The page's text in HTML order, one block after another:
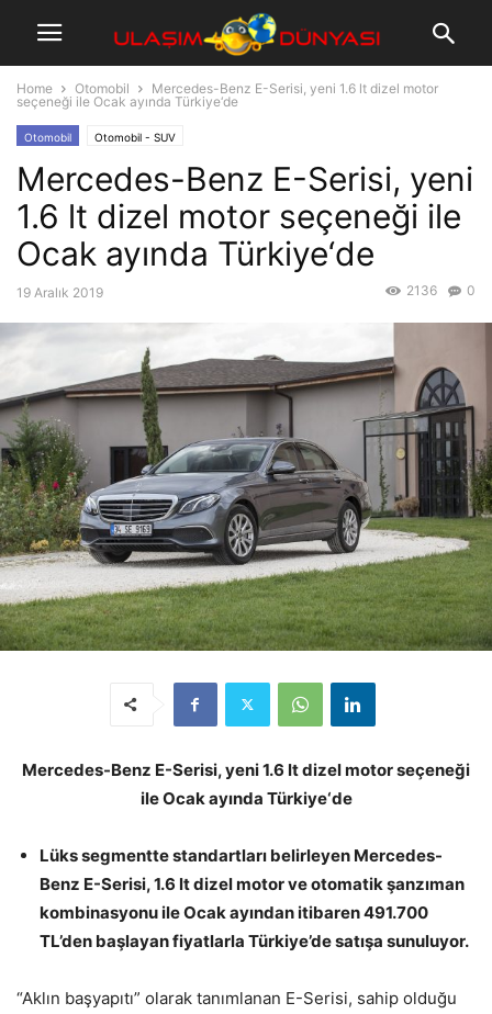
Home Otomobil
Mercedes-Benz E-Serisi, yeni 1.6 lt dizel motor
seçeneği ile Ocak ayında Türkiye‘de
Otomobil Otomobil - SUV
Mercedes-Benz E-Serisi, yeni
1.6 lt dizel motor seçeneği ile
Ocak ayında Türkiye‘de
19 Aralık 2019 0
2136
Mercedes-Benz E-Serisi, yeni 1.6 lt dizel motor seçeneği
ile Ocak ayında Türkiye‘de
Lüks segmentte standartları belirleyen Mercedes-
Benz E-Serisi, 1.6 lt dizel motor ve otomatik şanzıman
kombinasyonu ile Ocak ayından itibaren 491.700
TL’den başlayan fiyatlarla Türkiye’de satışa sunuluyor.
“Aklın başyapıtı” olarak tanımlanan E-Serisi, sahip olduğu